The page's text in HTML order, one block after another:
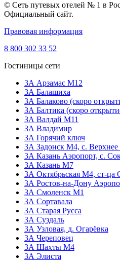
© Сеть путевых отелей № 1 в
Официальный сайт.
Правовая информация
8 800 302 33 52
Гостиницы сети
3А Арзамас М12
3А Балашиха
3А Балаково (скоро
ЗА Балтика (скоро
ЗА Валдай M11
ЗА Владимир
3А Горячий ключ
3А Задонск М4, с. Верхнее
3А Казань Аэропорт, с.
3А Казань М7
3А Октябрьская М4, ст-ца
3А Ростов-на-Дону
ЗА Смоленск М1
3А Сортавала
3А Старая Русса
3А Суздаль
3А Узловая, д. Огарёвка
3А Череповец
3А Шахты М4
3А Элиста